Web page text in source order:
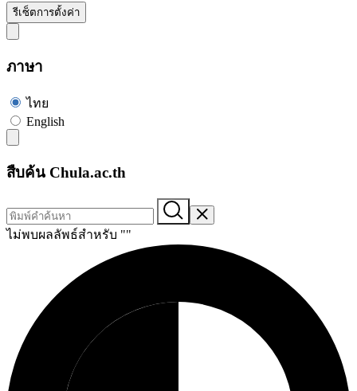
รีเซ็ตการตั้งค่า
ภาษา
ไทย
English
สืบค้น Chula.ac.th
ไม่พบผลลัพธ์สำหรับ ""